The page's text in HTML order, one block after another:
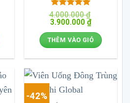
₫.
Được xếp
hạng 55
4.000.000₫
Giá
là:
4.000.000 ₫.
3.900.000₫Giá
tại
là:
3.900.000
THÊM VÀO GIỎ
-42%